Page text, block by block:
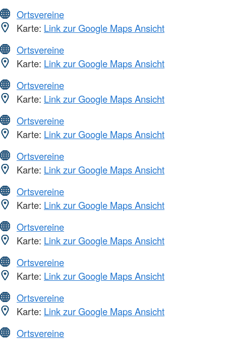
Ortsvereine
Karte: Link zur Google Maps Ansicht
Ortsvereine
Karte: Link zur Google Maps Ansicht
Ortsvereine
Karte: Link zur Google Maps Ansicht
Ortsvereine
Karte: Link zur Google Maps Ansicht
Ortsvereine
Karte: Link zur Google Maps Ansicht
Ortsvereine
Karte: Link zur Google Maps Ansicht
Ortsvereine
Karte: Link zur Google Maps Ansicht
Ortsvereine
Karte: Link zur Google Maps Ansicht
Ortsvereine
Karte: Link zur Google Maps Ansicht
Ortsvereine